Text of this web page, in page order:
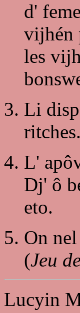
d'
vijhén
les
Li
L'
Dj' ô
eto.
On
(Jeu
Lucyin